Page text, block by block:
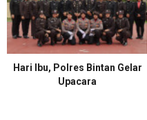
Hari Ibu, Polres Bintan Gelar
Upacara